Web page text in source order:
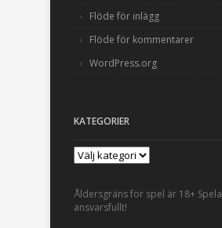
Flöde för inlägg
Flöde för kommentarer
WordPress.org
KATEGORIER
Åldersgräns för spel är 18+ Spela
ansvarsfullt!